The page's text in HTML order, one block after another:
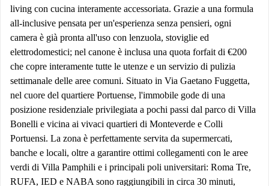
living con cucina interamente accessoriata. Grazie a una formula
all-inclusive pensata per un'esperienza senza pensieri, ogni
camera è già pronta all'uso con lenzuola, stoviglie ed
elettrodomestici; nel canone è inclusa una quota forfait di €200
che copre interamente tutte le utenze e un servizio di pulizia
settimanale delle aree comuni. Situato in Via Gaetano Fuggetta,
nel cuore del quartiere Portuense, l'immobile gode di una
posizione residenziale privilegiata a pochi passi dal parco di Villa
Bonelli e vicina ai vivaci quartieri di Monteverde e Colli
Portuensi. La zona è perfettamente servita da supermercati,
banche e locali, oltre a garantire ottimi collegamenti con le aree
verdi di Villa Pamphili e i principali poli universitari: Roma Tre,
RUFA, IED e NABA sono raggiungibili in circa 30 minuti,